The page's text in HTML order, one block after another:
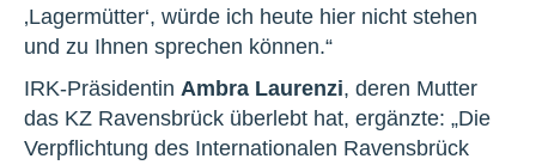
‚Lagermütter‘, würde ich heute hier nicht stehen
und zu Ihnen sprechen können.“
IRK-Präsidentin Ambra Laurenzi, deren Mutter
das KZ Ravensbrück überlebt hat, ergänzte: „Die
Verpflichtung des Internationalen Ravensbrück